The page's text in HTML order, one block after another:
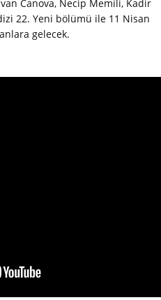
Canova, Necip Memili, Kadir
22. Yeni bölümü ile 11 Nisan
gelecek.